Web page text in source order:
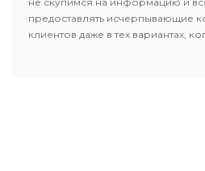
предоставлять исчерпывающие
клиентов даже в тех вариантах,
пользовались юридическими